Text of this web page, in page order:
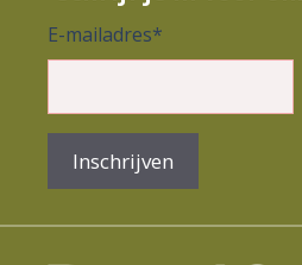
e
m
e
n
t
N
E-mailadres*
Inschrijven